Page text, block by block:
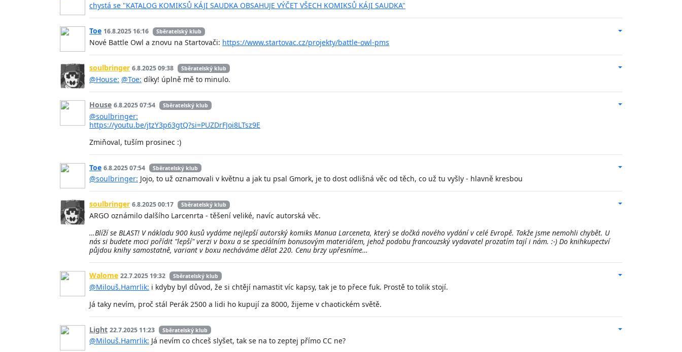
chystá se "KATALOG KOMIKSŮ KÁJI SAUDKA OBSAHUJE VÝČET VŠECH KOMIKSŮ KÁJI SAUDKA"
Toe 16.8.2025 16:16 Sběratelský klub
Nové Battle Owl a znovu na Startovači: https://www.startovac.cz/projekty/battle-owl-pms
soulbringer 6.8.2025 09:38 Sběratelský klub
@House: @Toe: díky! úplně mě to minulo.
House 6.8.2025 07:54 Sběratelský klub
@soulbringer:
https://youtu.be/jtzY3p63gtQ?si=PUZDrFJoi8LTsz9E
Zmiňoval, tuším prosinec :)
Toe 6.8.2025 07:54 Sběratelský klub
@soulbringer: Jojo, to už oznamovali v květnu a jak tu psal Gmork, je to dost odlišná věc od těch, co už tu vyšly - hlavně kresbou
soulbringer 6.8.2025 00:17 Sběratelský klub
ARGO oznámilo dalšího Larcenrta - těšení veliké, navíc autorská věc.
…Blíží se BLAST! V nákladu 900 kusů vydáme nejlepší autorský komiks Manua Larceneta, který se dočká nového vydání v celé Evropě. Takže jsme nemohli chybět. U
nás si budete moci pořídit "lepší" verzi v boxu a se speciálním bonusovým materiálem, jehož podobu francouzský vydavatel prozatím tají i nám. :-) Do knihkupectví
půjdou knihy samostatně, variant v boxu necháváme dělat 220. Cenu brzy upřesníme…
Walome 22.7.2025 19:32 Sběratelský klub
@Milouš.Hamrlik: i kdyby byl důvod, že si chtějí namastit víc kapsy, tak je to přece fuk. Prostě to tolik stojí.
Já taky nevím, proč stál Perák 2500 a lidi ho kupují za 8000, žijeme v chaotickém světě.
Light 22.7.2025 11:23 Sběratelský klub
@Milouš.Hamrlik: Já nevím co chceš slyšet, tak se na to zeptej přímo CC ne?